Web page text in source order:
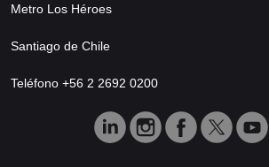
Metro Los Héroes
Santiago de Chile
Teléfono +56 2 2692 0200